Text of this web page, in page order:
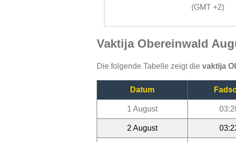
(GMT +2)
Vaktija Obereinwald
Die folgende Tabelle zeigt die vaktija
Datum
1 August
2 August